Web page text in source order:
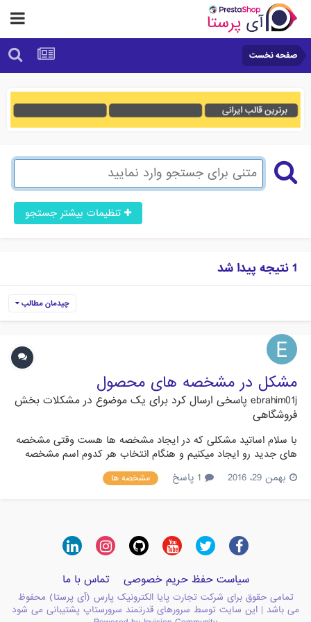
صفحه نخست
تنظیمات بیشتر جستجو
1 نتیجه پیدا شد
چیدمان مطالب
مشکل در مشخصه های محصول
ebrahim01j پاسخی ارسال کرد برای یک موضوع در مشکلات بخش
فروشگاهی
با سلام اساتید مشکلی که در ایجاد مشخصه ها هست وقتی مشخصه
های جدید رو ایجاد میکنیم و هنگام انتخاب هر کدوم اسم مشخصه
به لینک اضافه میشه و این باعث میشه برا هر مشخصه یه لینک وجود
داشته باشه که باعث وجود لینک تکراری برا محصولات میشه . مثل
بهمن 29، 2016 مشخصه ها
سیاست حفظ حریم خصوصی تماس با ما
تمامی حقوق برای شرکت تجارت پایا الکترونیک پارس (آی پرستا) محفوظ
می باشد | این سایت توسط سرورهای قدرتمند سرورستاپ پشتیبانی می شود